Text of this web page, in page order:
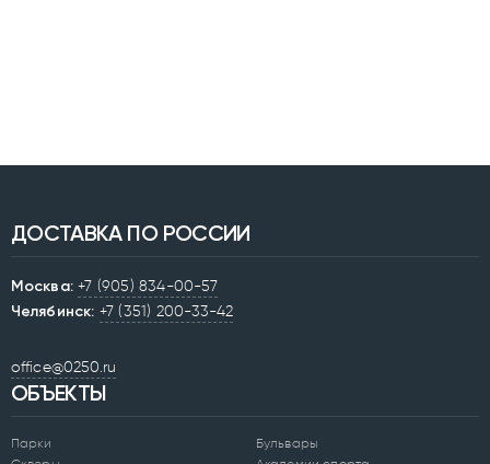
ДОСТАВКА ПО РОССИИ
Москва: +7 (905) 834-00-57
Челябинск: +7 (351) 200-33-42
office@0250.ru
ОБЪЕКТЫ
Парки
Бульвары